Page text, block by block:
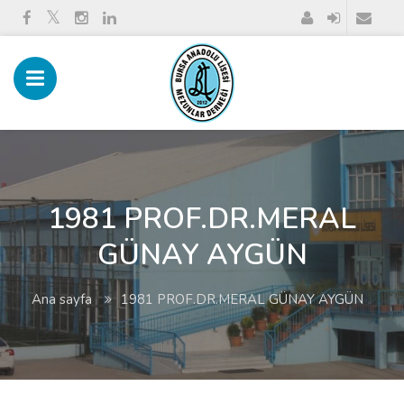
1981 PROF.DR.MERAL
GÜNAY AYGÜN
Ana sayfa 1981 PROF.DR.MERAL GÜNAY AYGÜN